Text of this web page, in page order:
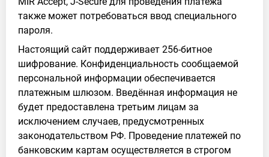
также может потребоваться ввод специального
пароля.
Настоящий сайт поддерживает 256-битное
шифрование. Конфиденциальность сообщаемой
персональной информации обеспечивается
платежным шлюзом. Введённая информация не
будет предоставлена третьим лицам за
исключением случаев, предусмотренных
законодательством РФ. Проведение платежей по
банковским картам осуществляется в строгом